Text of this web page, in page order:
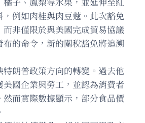
例如肉桂與肉豆蔻。此次豁免
非僅限於與美國完成貿易協議
的命令，新的關稅豁免將追溯
朗普政策方向的轉變。過去他
國企業與勞工，並認為消費者
而實際數據顯示，部分食品價